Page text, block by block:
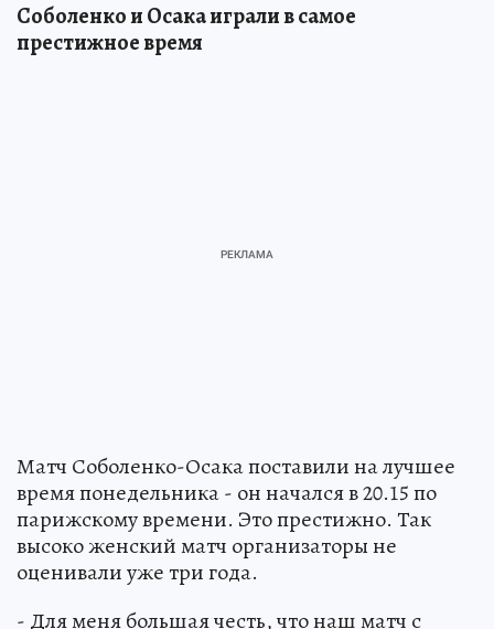
Соболенко и Осака играли в самое
престижное время
Матч Соболенко-Осака поставили на лучшее
время понедельника - он начался в 20.15 по
парижскому времени. Это престижно. Так
высоко женский матч организаторы не
оценивали уже три года.
- Для меня большая честь, что наш матч с